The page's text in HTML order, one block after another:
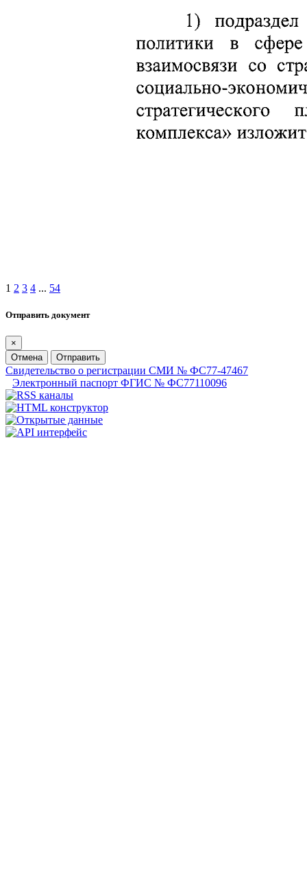
1 2 3 4 ... 54
Отправить документ
×
Отмена
Отправить
Свидетельство о регистрации СМИ № ФС77-47467
Электронный паспорт ФГИС № ФС77110096